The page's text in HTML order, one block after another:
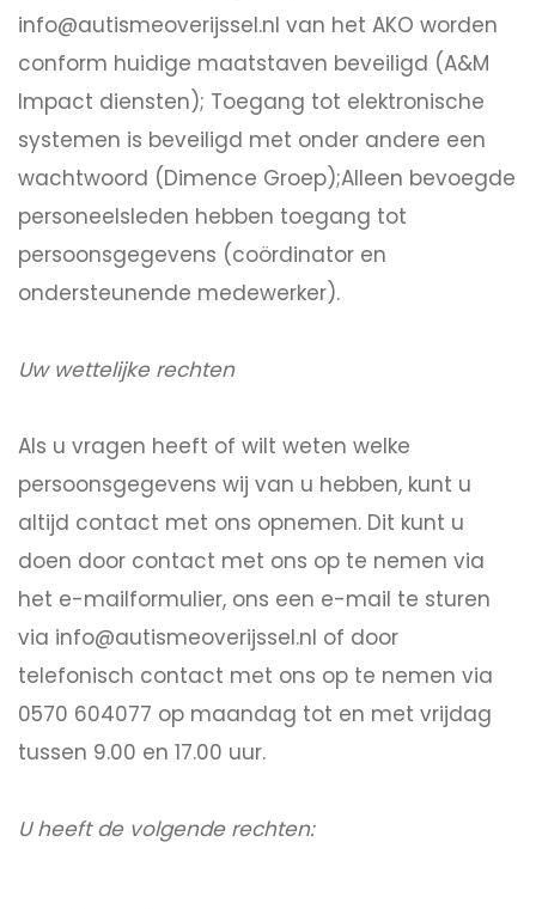
info@autismeoverijssel.nl van het AKO worden
conform huidige maatstaven beveiligd (A&M
Impact diensten); Toegang tot elektronische
systemen is beveiligd met onder andere een
wachtwoord (Dimence Groep);Alleen bevoegde
personeelsleden hebben toegang tot
persoonsgegevens (coördinator en
ondersteunende medewerker).
Uw wettelijke rechten
Als u vragen heeft of wilt weten welke
persoonsgegevens wij van u hebben, kunt u
altijd contact met ons opnemen. Dit kunt u
doen door contact met ons op te nemen via
het e-mailformulier, ons een e-mail te sturen
via info@autismeoverijssel.nl of door
telefonisch contact met ons op te nemen via
0570 604077 op maandag tot en met vrijdag
tussen 9.00 en 17.00 uur.
U heeft de volgende rechten: